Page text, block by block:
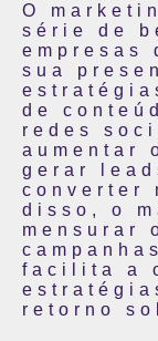
O
série de
empresas
sua
de
redes
aumentar
gerar
converter
disso, o
mensurar
facilita a
retorno